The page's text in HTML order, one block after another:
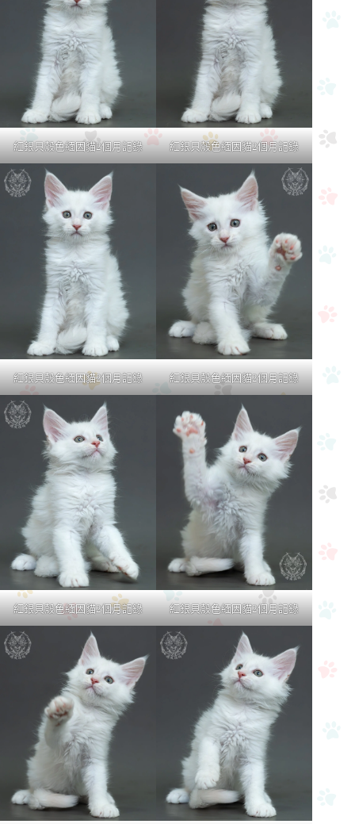
紅銀貝殼色緬因貓2個月記錄 紅銀貝殼色緬因貓2個月記錄
紅銀貝殼色緬因貓2個月記錄 紅銀貝殼色緬因貓2個月記錄
紅銀貝殼色緬因貓2個月記錄 紅銀貝殼色緬因貓2個月記錄